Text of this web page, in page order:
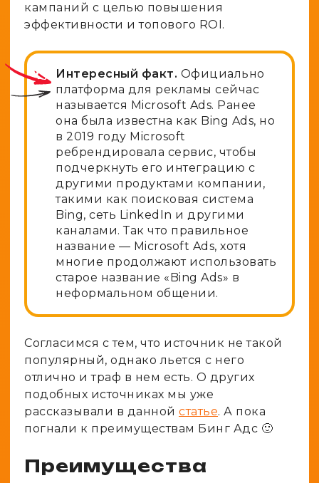
кампаний с целью повышения
эффективности и топового ROI.
Интересный факт. Официально
платформа для рекламы сейчас
называется Microsoft Ads. Ранее
она была известна как Bing Ads, но
в 2019 году Microsoft
ребрендировала сервис, чтобы
подчеркнуть его интеграцию с
другими продуктами компании,
такими как поисковая система
Bing, сеть LinkedIn и другими
каналами. Так что правильное
название — Microsoft Ads, хотя
многие продолжают использовать
старое название «Bing Ads» в
неформальном общении.
Согласимся с тем, что источник не такой
популярный, однако льется с него
отлично и траф в нем есть. О других
подобных источниках мы уже
рассказывали в данной статье. А пока
погнали к преимуществам Бинг Адс 🙂
Преимущества